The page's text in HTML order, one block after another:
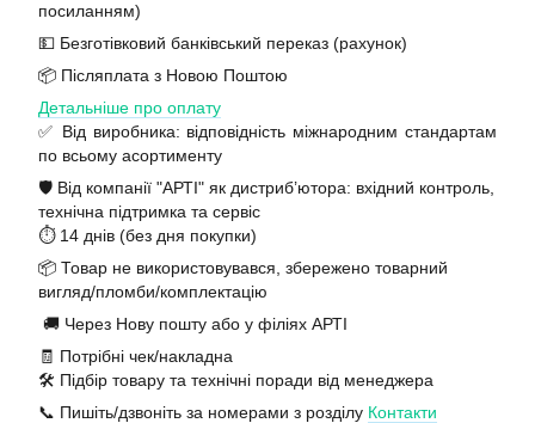
посиланням)
💵 Безготівковий банківський переказ (рахунок)
📦 Післяплата з Новою Поштою
Детальніше про оплату
✅ Від виробника: відповідність міжнародним стандартам
по всьому асортименту
🛡️ Від компанії "АРТІ" як дистриб’ютора: вхідний контроль,
технічна підтримка та сервіс
⏱️ 14 днів (без дня покупки)
📦 Товар не використовувався, збережено товарний
вигляд/пломби/комплектацію
🚚 Через Нову пошту або у філіях АРТІ
🧾 Потрібні чек/накладна
🛠️ Підбір товару та технічні поради від менеджера
📞 Пишіть/дзвоніть за номерами з розділу Контакти